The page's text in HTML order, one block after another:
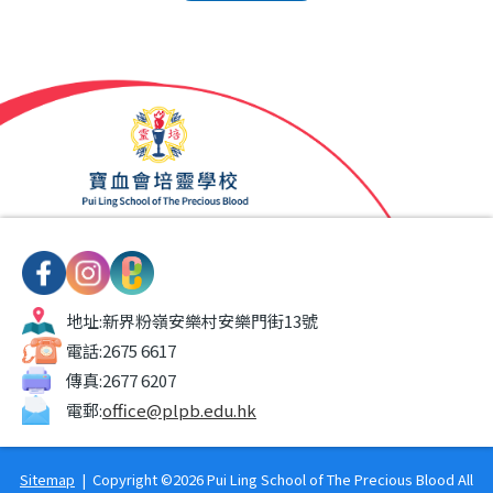
地址:新界粉嶺安樂村安樂門街13號
電話:2675 6617
傳真:2677 6207
電郵:office@plpb.edu.hk
Sitemap | Copyright ©2026 Pui Ling School of The Precious Blood All